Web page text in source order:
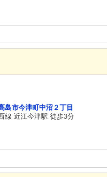
島市今津町中沼２丁目
線 近江今津駅 徒歩3分